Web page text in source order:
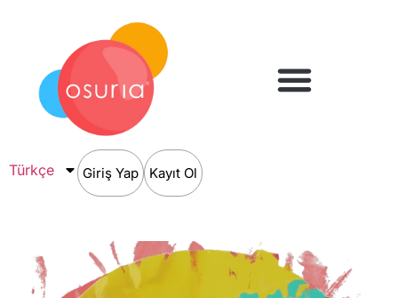
Türkçe Giriş Yap Kayıt Ol